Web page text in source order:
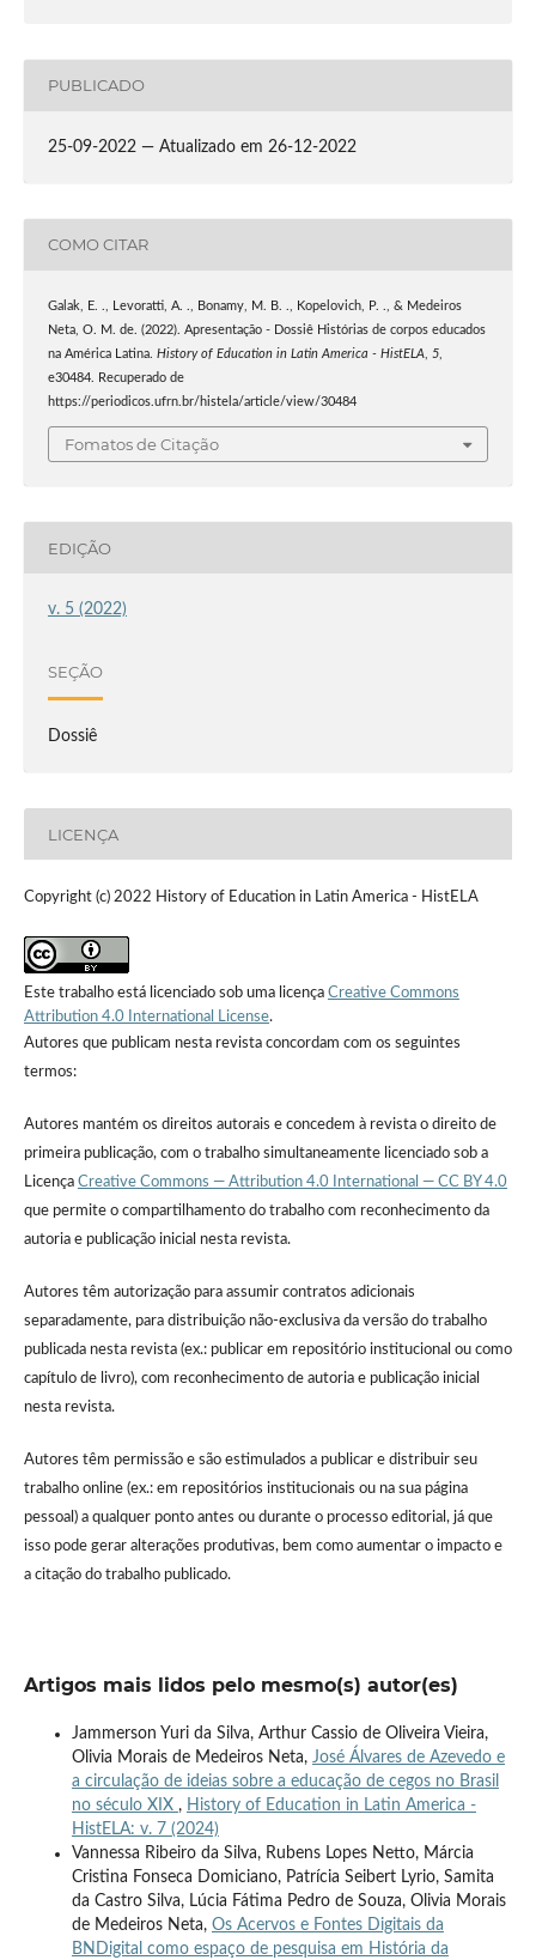
PUBLICADO
25-09-2022 — Atualizado em 26-12-2022
COMO CITAR
Galak, E. ., Levoratti, A. ., Bonamy, M. B. ., Kopelovich, P. ., & Medeiros
Neta, O. M. de. (2022). Apresentação - Dossiê Histórias de corpos educados
na América Latina. History of Education in Latin America - HistELA, 5,
e30484. Recuperado de
https://periodicos.ufrn.br/histela/article/view/30484
Fomatos de Citação
EDIÇÃO
v. 5 (2022)
SEÇÃO
Dossiê
LICENÇA
Copyright (c) 2022 History of Education in Latin America - HistELA
Este trabalho está licenciado sob uma licença Creative Commons
Attribution 4.0 International License.
Autores que publicam nesta revista concordam com os seguintes
termos:
Autores mantém os direitos autorais e concedem à revista o direito de
primeira publicação, com o trabalho simultaneamente licenciado sob a
Licença Creative Commons — Attribution 4.0 International — CC BY 4.0
que permite o compartilhamento do trabalho com reconhecimento da
autoria e publicação inicial nesta revista.
Autores têm autorização para assumir contratos adicionais
separadamente, para distribuição não-exclusiva da versão do trabalho
publicada nesta revista (ex.: publicar em repositório institucional ou como
capítulo de livro), com reconhecimento de autoria e publicação inicial
nesta revista.
Autores têm permissão e são estimulados a publicar e distribuir seu
trabalho online (ex.: em repositórios institucionais ou na sua página
pessoal) a qualquer ponto antes ou durante o processo editorial, já que
isso pode gerar alterações produtivas, bem como aumentar o impacto e
a citação do trabalho publicado.
Artigos mais lidos pelo mesmo(s) autor(es)
Jammerson Yuri da Silva, Arthur Cassio de Oliveira Vieira,
Olivia Morais de Medeiros Neta, José Álvares de Azevedo e
a circulação de ideias sobre a educação de cegos no Brasil
no século XIX , History of Education in Latin America -
HistELA: v. 7 (2024)
Vannessa Ribeiro da Silva, Rubens Lopes Netto, Márcia
Cristina Fonseca Domiciano, Patrícia Seibert Lyrio, Samita
da Castro Silva, Lúcia Fátima Pedro de Souza, Olivia Morais
de Medeiros Neta, Os Acervos e Fontes Digitais da
BNDigital como espaço de pesquisa em História da